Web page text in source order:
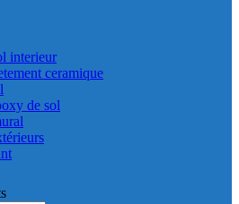
interieur
ceramique
de sol